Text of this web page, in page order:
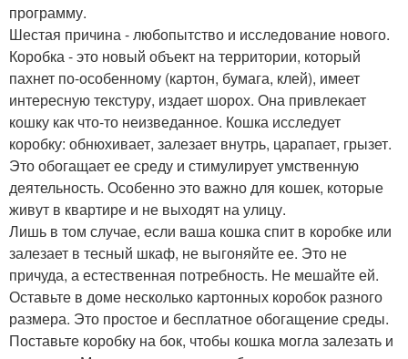
программу.
Шестая причина - любопытство и исследование нового.
Коробка - это новый объект на территории, который
пахнет по-особенному (картон, бумага, клей), имеет
интересную текстуру, издает шорох. Она привлекает
кошку как что-то неизведанное. Кошка исследует
коробку: обнюхивает, залезает внутрь, царапает, грызет.
Это обогащает ее среду и стимулирует умственную
деятельность. Особенно это важно для кошек, которые
живут в квартире и не выходят на улицу.
Лишь в том случае, если ваша кошка спит в коробке или
залезает в тесный шкаф, не выгоняйте ее. Это не
причуда, а естественная потребность. Не мешайте ей.
Оставьте в доме несколько картонных коробок разного
размера. Это простое и бесплатное обогащение среды.
Поставьте коробку на бок, чтобы кошка могла залезать и